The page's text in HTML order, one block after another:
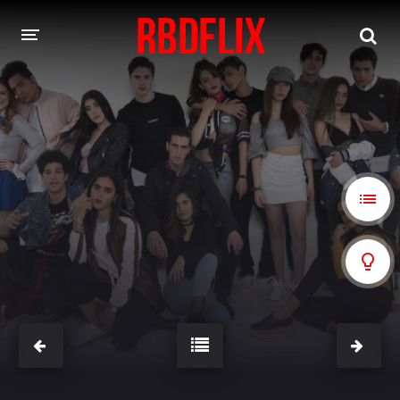
HOME
REBELDE
Rebelde: En Español Rebelde: Dublado
FILMES
Alfonso Herrera Anahí
Christian Chávez Christopher Von Uckermann